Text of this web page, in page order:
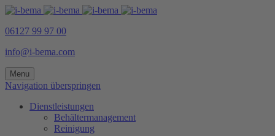
06127 99 97 00
info@i-bema.com
Menu
Navigation überspringen
Dienstleistungen
Behältermanagement
Reinigung